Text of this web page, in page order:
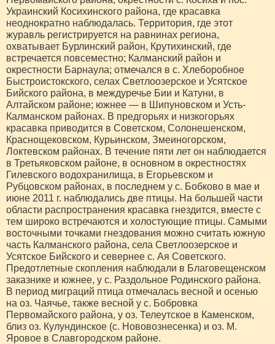
Украинский Косихинского района, где красавка
неоднократно наблюдалась. Территория, где этот
журавль регистрируется на равнинах региона,
охватывает Бурлинский район, Крутихинский, где
встречается повсеместно; Калманский район и
окрестности Барнаула; отмечался в с. Хлеборобное
Быстроистокского, селах Светлоозерское и Усятское
Бийского района, в междуречье Бии и Катуни, в
Алтайском районе; южнее — в Шипуновском и Усть-
Калманском районах. В предгорьях и низкогорьях
красавка приводится в Советском, Солонешенском,
Краснощековском, Курьинском, Змеиногорском,
Локтевском районах. В течение пяти лет он наблюдается
в Третьяковском районе, в основном в окрестностях
Гилевского водохранилища, в Егорьевском и
Рубцовском районах, в последнем у с. Бобково в мае и
июне 2011 г. наблюдались две птицы. На большей части
области распространения красавка гнездится, вместе с
тем широко встречаются и холостующие птицы. Самыми
восточными точками гнездования можно считать южную
часть Калманского района, села Светлоозерское и
Усятское Бийского и севернее с. Ая Советского.
Предотлетные скопления наблюдали в Благовещенском
заказнике и южнее, у с. Раздольное Родинского района.
В период миграций птица отмечалась весной и осенью
на оз. Чаячье, также весной у с. Бобровка
Первомайского района, у оз. Телеутское в Каменском,
близ оз. Кулундинское (с. Нововознесенка) и оз. М.
Яровое в Славгородском районе.